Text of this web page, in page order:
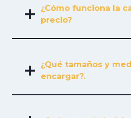
¿Cómo funciona la
precio?
¿Qué tamaños y
encargar?.